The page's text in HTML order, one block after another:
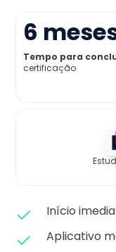
Preço
Já sou aluno
6
Tempo para
certificação
Início
Aplicativo